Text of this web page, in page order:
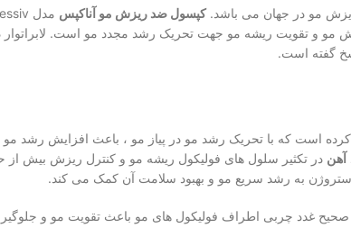
مو در جهان می باشد.کپسول ضد ریزش مو آناکپس
مو و تقویت ریشه مو جهت تحریک رشد مجدد مو است.
گفته است.
کرده است که با تحریک رشد مو در پیاز مو ، باعث افزایش رشد
آهن در تکثیر سلول های فولیکول ریشه مو و کنترل ریزش بیش
استروژن به رشد سریع مو و بهبود سلامت آن کمک می کند.
غدد چربی اطراف فولیکول های مو باعث تقویت مو و